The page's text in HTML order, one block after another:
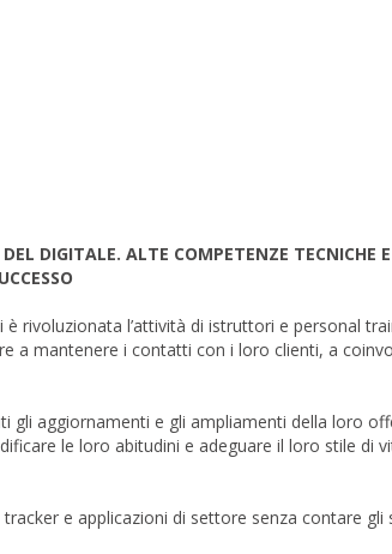
DIGITALE. ALTE COMPETENZE TECNICHE
rivoluzionata l’attività di istruttori e personal
a mantenere i contatti con i loro clienti, a
aggiornamenti e gli ampliamenti della loro
le loro abitudini e adeguare il loro stile di
e applicazioni di settore senza contare